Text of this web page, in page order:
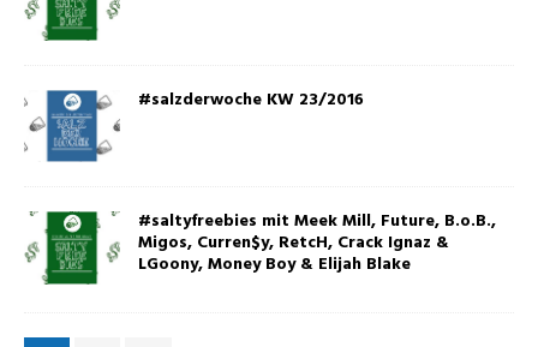
#salzderwoche KW 23/2016
#saltyfreebies mit Meek Mill, Future, B.o.B.,
Migos, Curren$y, RetcH, Crack Ignaz &
LGoony, Money Boy & Elijah Blake